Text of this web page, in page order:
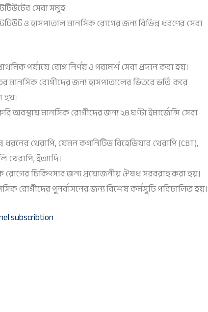
সেবা সমূহ
ও হাসপাতাল মানসিক রোগের জন্য বিভিন্ন ধরণের সেবা
পর্যায়ে রোগ নির্ণয় ও পরামর্শ সেবা প্রদান করা হয়।
মানসিক রোগীদের জন্য হাসপাতালের ভিতরে ভর্তি করে
হয়।
অবস্থায় মানসিক রোগীদের জন্য ২৪ ঘণ্টা ইমার্জেন্সি সেবা
ধরনের থেরাপি, যেমন কগনিটিভ বিহেভিয়ার থেরাপি (CBT),
থেরাপি, ইত্যাদি।
রোগের চিকিৎসার জন্য প্রয়োজনীয় ঔষধ সরবরাহ করা হয়।
রোগীদের পুনর্বাসনের জন্য বিশেষ কর্মসূচি পরিচালিত হয়।